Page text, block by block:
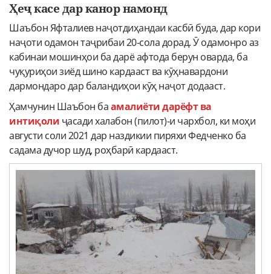
Ҳеҷ касе дар канор намонд
Шаъбон Яфталиев наҷотдиҳандаи касбӣ буда, дар кори
наҷоти одамон таҷрибаи 20-сола дорад. Ӯ одамонро аз
кабинаи мошинҳои ба дарё афтода берун оварда, ба
чуқуриҳои зиёд шино кардааст ва кӯҳнавардони
дармондаро дар баландиҳои кӯҳ наҷот додааст.
Ҳамчунин Шаъбон баамалиёти дарёфт ва
интиқоли ҷасади халабон (пилот)-и чархбол, ки моҳи
августи соли 2021 дар наздикии пиряхи Федченко ба
садама дучор шуд, роҳбарӣ кардааст.